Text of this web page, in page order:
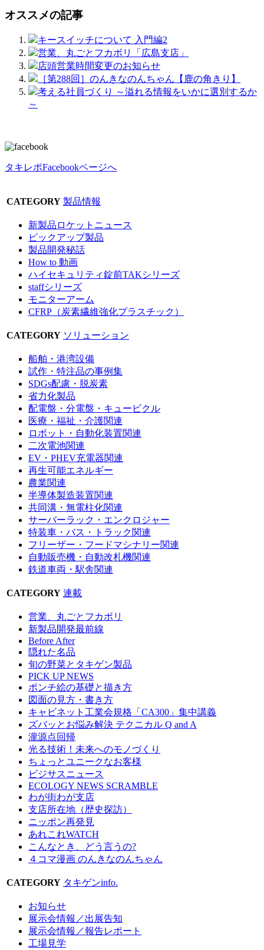
オススメの記事
キースイッチについて 入門編2
営業、丸ごとフカボリ「広島支店」
店頭営業時間変更のお知らせ
［第288回］のんきなのんちゃん【鹿の角きり】
考える社員づくり ～溢れる情報をいかに選別するか
～
タキレポFacebookページへ
CATEGORY 製品情報
新製品ロケットニュース
ピックアップ製品
製品開発秘話
How to 動画
ハイセキュリティ錠前TAKシリーズ
staffシリーズ
モニターアーム
CFRP（炭素繊維強化プラスチック）
CATEGORY ソリューション
船舶・港湾設備
試作・特注品の事例集
SDGs配慮・脱炭素
省力化製品
配電盤・分電盤・キュービクル
医療・福祉・介護関連
ロボット・自動化装置関連
二次電池関連
EV・PHEV充電器関連
再生可能エネルギー
農業関連
半導体製造装置関連
共同溝・無電柱化関連
サーバーラック・エンクロジャー
特装車・バス・トラック関連
フリーザー・フードマシナリー関連
自動販売機・自動改札機関連
鉄道車両・駅舎関連
CATEGORY 連載
営業、丸ごとフカボリ
新製品開発最前線
Before After
隠れた名品
旬の野菜とタキゲン製品
PICK UP NEWS
ポンチ絵の基礎と描き方
図面の見方・書き方
キャビネット工業会規格「CA300」集中講義
ズバッとお悩み解決 テクニカル Q and A
瀧源点回帰
光る技術！未来へのモノづくり
ちょっとユニークなお客様
ビジサスニュース
ECOLOGY NEWS SCRAMBLE
わが街わが支店
支店所在地（歴史探訪）
ニッポン再発見
あれこれWATCH
こんなとき、どう言うの?
４コマ漫画 のんきなのんちゃん
CATEGORY タキゲンinfo.
お知らせ
展示会情報／出展告知
展示会情報／報告レポート
工場見学